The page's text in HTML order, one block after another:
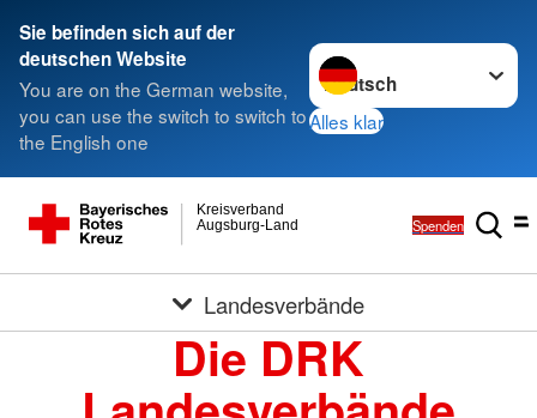
Sie befinden sich auf der
deutschen Website
You are on the German website,
you can use the switch to switch to
the English one
Sprache wechseln zu
Alles klar
Augsburg-Land
Kreisverband
Spenden
Landesverbände
Die DRK